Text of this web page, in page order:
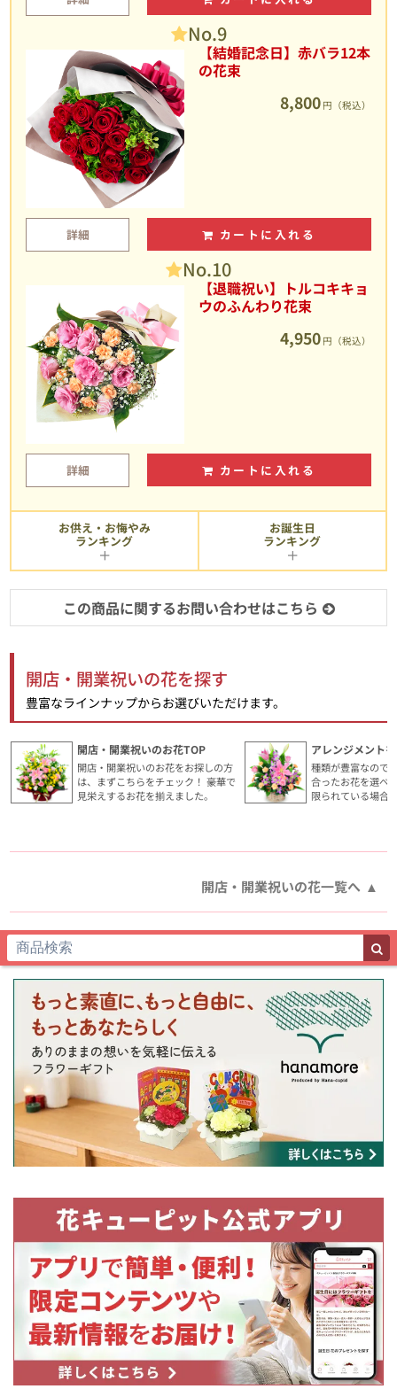
No.9
【結婚記念日】赤バラ12本
の花束
8,800 円（税込）
詳細 カートに入れる
No.10
【退職祝い】トルコキキョ
ウのふんわり花束
4,950 円（税込）
詳細 カートに入れる
お供え・お悔やみ
ランキング
お誕生日
ランキング
この商品に関するお問い合わせはこちら
開店・開業祝いの花を探す
豊富なラインナップからお選びいただけます。
開店・開業祝いのお花TOP
開店・開業祝いのお花をお探しの方
は、まずこちらをチェック！ 豪華で
見栄えするお花を揃えました。
アレンジメント
種類が豊富なので
合ったお花を選べ
限られている場合
開店・開業祝いの花一覧へ